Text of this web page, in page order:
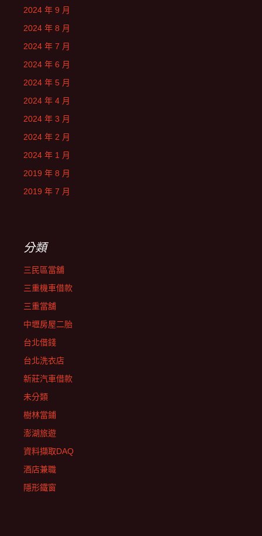
2024 年 9 月
2024 年 8 月
2024 年 7 月
2024 年 6 月
2024 年 5 月
2024 年 4 月
2024 年 3 月
2024 年 2 月
2024 年 1 月
2019 年 8 月
2019 年 7 月
分類
三民區當舖
三重機車借款
三重當舖
中壢房屋二胎
台北借錢
台北洗衣店
新莊汽車借款
未分類
樹林當鋪
澎湖旅遊
資料擷取DAQ
酒店兼職
隱形鐵窗